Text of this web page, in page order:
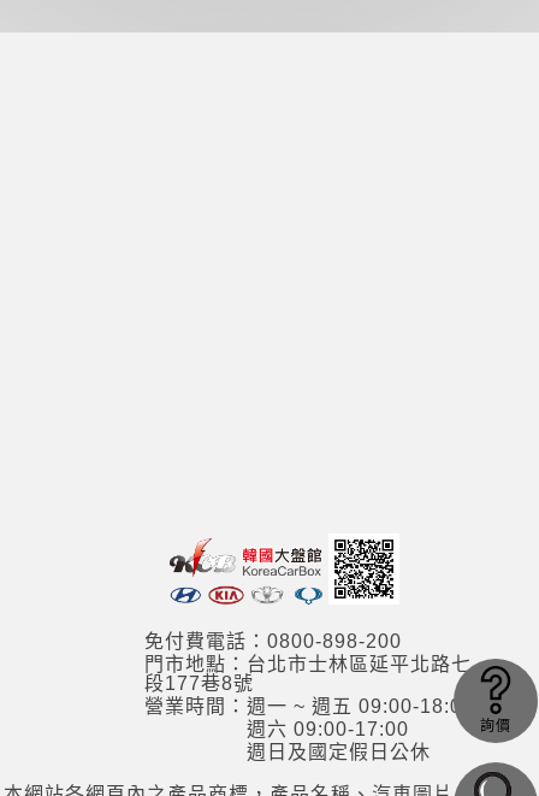
免付費電話：0800-898-200
門市地點：台北市士林區延平北路七
段177巷8號
營業時間：週一 ~ 週五 09:00-18:00
週六 09:00-17:00
週日及國定假日公休
詢價